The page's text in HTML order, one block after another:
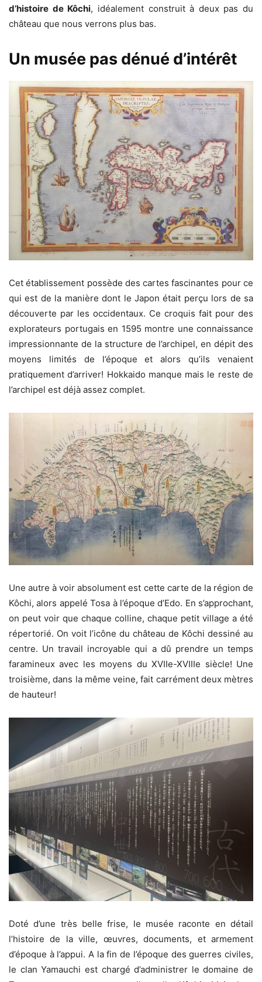
d’histoire de Kôchi, idéalement construit à deux pas du
château que nous verrons plus bas.
Un musée pas dénué d’intérêt
Cet établissement possède des cartes fascinantes pour ce
qui est de la manière dont le Japon était perçu lors de sa
découverte par les occidentaux. Ce croquis fait pour des
explorateurs portugais en 1595 montre une connaissance
impressionnante de la structure de l’archipel, en dépit des
moyens limités de l’époque et alors qu’ils venaient
pratiquement d’arriver! Hokkaido manque mais le reste de
l’archipel est déjà assez complet.
Une autre à voir absolument est cette carte de la région de
Kôchi, alors appelé Tosa à l’époque d’Edo. En s’approchant,
on peut voir que chaque colline, chaque petit village a été
répertorié. On voit l’icône du château de Kôchi dessiné au
centre. Un travail incroyable qui a dû prendre un temps
faramineux avec les moyens du XVIIe-XVIIIe siècle! Une
troisième, dans la même veine, fait carrément deux mètres
de hauteur!
Doté d’une très belle frise, le musée raconte en détail
l’histoire de la ville, œuvres, documents, et armement
d’époque à l’appui. A la fin de l’époque des guerres civiles,
le clan Yamauchi est chargé d’administrer le domaine de